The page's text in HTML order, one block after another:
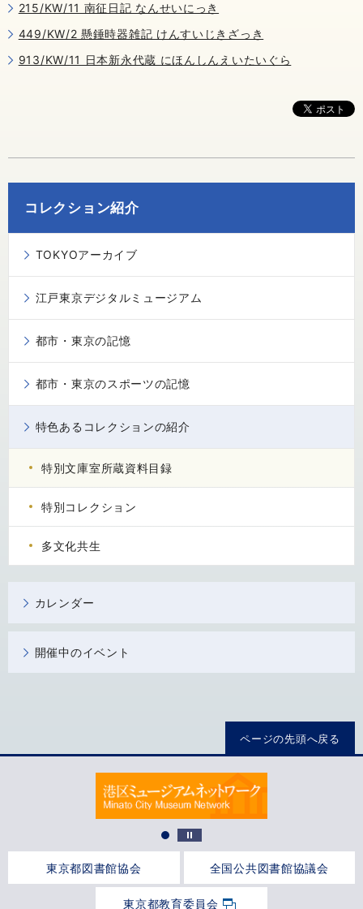
215/KW/11 南征日記 なんせいにっき
449/KW/2 懸錘時器雑記 けんすいじきざっき
913/KW/11 日本新永代蔵 にほんしんえいたいぐら
コレクション紹介
TOKYOアーカイブ
江戸東京デジタルミュージアム
都市・東京の記憶
都市・東京のスポーツの記憶
特色あるコレクションの紹介
特別文庫室所蔵資料目録
特別コレクション
多文化共生
カレンダー
開催中のイベント
ページの先頭へ戻る
東京都図書館協会 全国公共図書館協議会
東京都教育委員会